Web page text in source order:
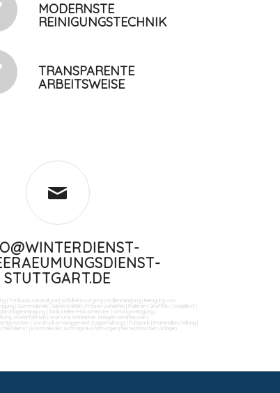
MODERNSTE
REINIGUNGSTECHNIK
TRANSPARENTE
ARBEITSWEISE
STUTTGART.DE
Trinkwasseranalyse Abfall entsorgung |Hallenreinigung |Reinigung von
Gummiabrieb | Sandstrahlen |Fräsen schleifen |Polieren Graffitis Vogelkot
Tankstellen-Hausmeister |Umzugsreinigung
|Kurierfahrten Wartung technicher Anlagen veranlassen
Vordrucksmanagement (Lagerhaltung) |Fuhrpark |Materialbestellung
|Kontrolle der Auftragsausführungen
bei technischen Anlagen